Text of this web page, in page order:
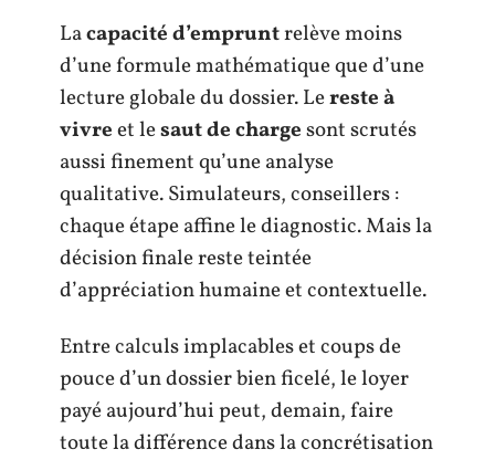
Lacapacité d’empruntrelève moins
d’une formule mathématique que d’une
lecture globale du dossier. Lereste à
vivreet lesaut de chargesont scrutés
aussi finement qu’une analyse
qualitative. Simulateurs, conseillers :
chaque étape affine le diagnostic. Mais la
décision finale reste teintée
d’appréciation humaine et contextuelle.
Entre calculs implacables et coups de
pouce d’un dossier bien ficelé, le loyer
payé aujourd’hui peut, demain, faire
toute la différence dans la concrétisation